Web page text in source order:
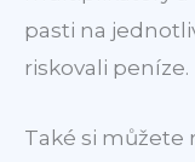
pasti na
riskovali peníze.
Také si můžete